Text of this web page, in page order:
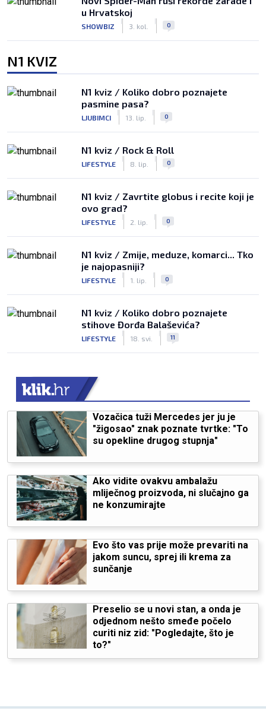
u Hrvatskoj
SHOWBIZ 3. kol. 0
N1 KVIZ
N1 kviz / Koliko dobro poznajete
pasmine pasa?
LJUBIMCI 13. lip. 0
N1 kviz / Rock & Roll
LIFESTYLE 8. lip. 0
N1 kviz / Zavrtite globus i recite koji je
ovo grad?
LIFESTYLE 2. lip. 0
N1 kviz / Zmije, meduze, komarci... Tko
je najopasniji?
LIFESTYLE 1. lip. 0
N1 kviz / Koliko dobro poznajete
stihove Đorđa Balaševića?
LIFESTYLE 18. svi. 11
Vozačica tuži Mercedes jer ju je
"žigosao" znak poznate tvrtke: "To
su opekline drugog stupnja"
Ako vidite ovakvu ambalažu
mliječnog proizvoda, ni slučajno ga
ne konzumirajte
Evo što vas prije može prevariti na
jakom suncu, sprej ili krema za
sunčanje
Preselio se u novi stan, a onda je
odjednom nešto smeđe počelo
curiti niz zid: "Pogledajte, što je
to?"